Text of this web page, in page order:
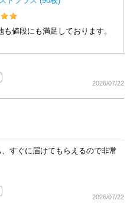
も値段にも満足しております。
2026/07/22
すぐに届けてもらえるので非常
2026/07/22